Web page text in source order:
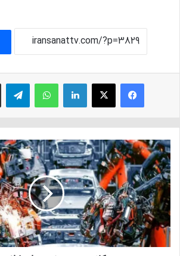
فیسبوک ایکس لینکداین واتس آپ تلگرام